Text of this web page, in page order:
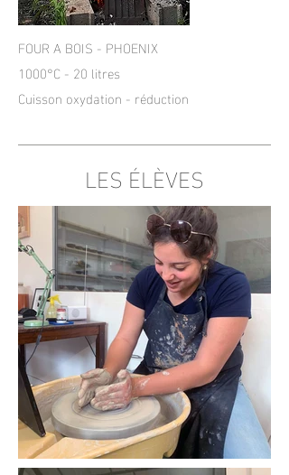
FOUR A BOIS - PHOENIX
1000°C - 20 litres
Cuisson oxydation - réduction
LES ÉLÈVES